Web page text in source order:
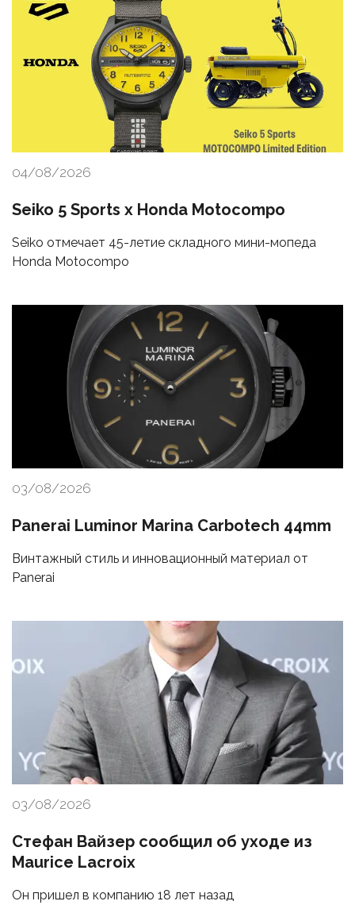
04/08/2026
Seiko 5 Sports x Honda Motocompo
Seiko отмечает 45-летие складного мини-мопеда
Honda Motocompo
03/08/2026
Panerai Luminor Marina Carbotech 44mm
Винтажный стиль и инновационный материал от
Panerai
03/08/2026
Стефан Вайзер сообщил об уходе из
Maurice Lacroix
Он пришел в компанию 18 лет назад